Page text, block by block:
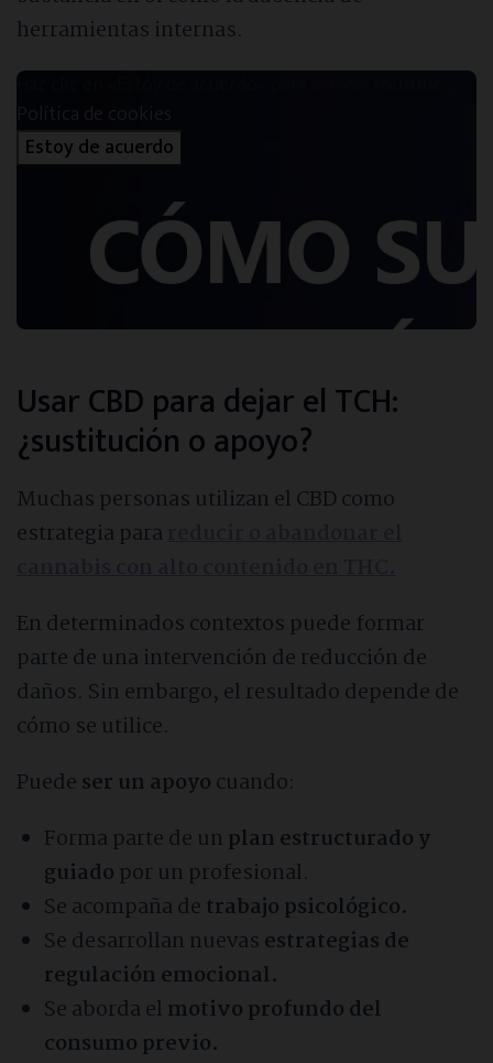
herramientas internas.
Haz clic en «Estoy de acuerdo» para activar Youtube
Política de cookies
Estoy de acuerdo
Usar CBD para dejar el TCH:
¿sustitución o apoyo?
Muchas personas utilizan el CBD como
estrategia para
En determinados contextos puede formar
parte de una intervención de reducción de
daños. Sin embargo, el resultado depende de
cómo se utilice.
Puede ser un apoyo cuando:
Forma parte de un plan estructurado y
guiado por un profesional.
Se acompaña de trabajo psicológico.
Se desarrollan nuevas estrategias de
regulación emocional.
Se aborda el motivo profundo del
consumo previo.